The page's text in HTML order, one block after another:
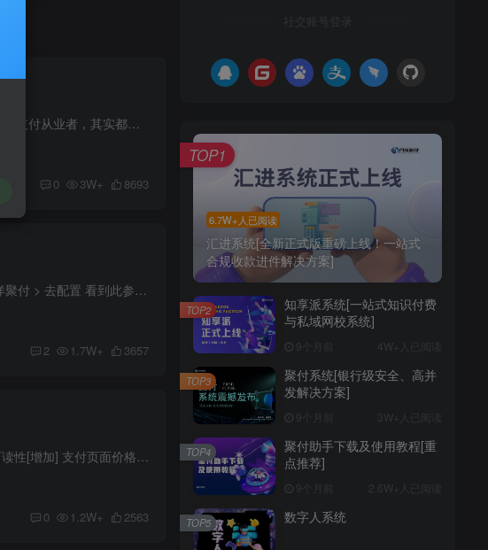
把“码收款 + 易支付接口”，整理成一套能放心跑单的聚合支付底层，各位站长、平台主、支付从业者，其实都有类似的经历
0 3W+ 8693
1、登录知享派后台 > 快捷功能 > 丹洋聚付 （全程可跟着下方图片步骤配置） 2、丹洋聚付 > 去配置 看到此参数设置界面后进入聚付后台 3、登录丹洋聚付后台 > API > 将接口地址、商户...
2 1.7W+ 3657
版本 1.5.0.0升级版 更新时间: 2025-01-08 20:57:00[优化] 代码格式化和清理，提升可读性[增加] 支付页面价格变更提示功能，增强用户体验[修复] 修正支付相关逻辑中的潜在问题[修复] 日志无法清...
0 1.2W+ 2563
社交账号登录
6.7W+人已阅读
汇进系统[全新正式版重磅上线！一站式
合规收款进件解决方案]
TOP1
知享派系统[一站式知识付费
与私域网校系统]
9个月前 4W+人已阅读
TOP2
聚付系统[银行级安全、高并
发解决方案]
9个月前 3W+人已阅读
TOP3
聚付助手下载及使用教程[重
点推荐]
9个月前 2.6W+人已阅读
TOP4
数字人系统
TOP5